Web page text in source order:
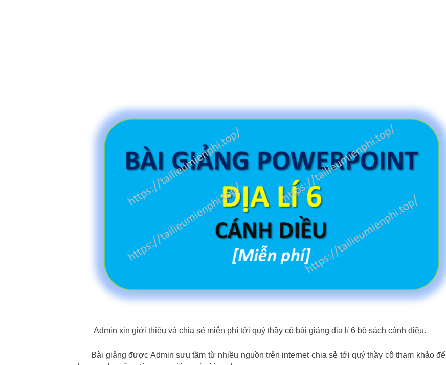
Admin xin giới thiệu và chia sẻ miễn phí tới quý thầy cô bài giảng địa lí 6 bộ sách cánh diều.
Bài giảng được Admin sưu tầm từ nhiều nguồn trên internet chia sẻ tới quý thầy cô tham khảo để